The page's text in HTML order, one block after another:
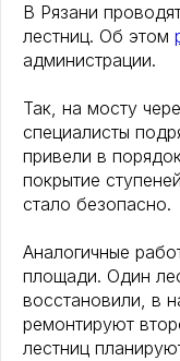
В Рязани
лестниц. Об этом
администрации.
Так, на мосту
специалисты
привели в
покрытие
стало безопасно.
Аналогичные
площади. Один
восстановили, в
ремонтируют
лестниц